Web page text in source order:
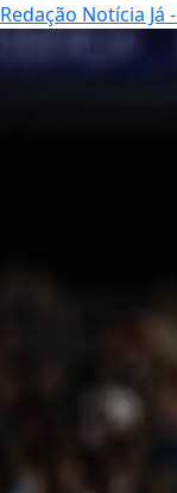
Redação Notícia Já